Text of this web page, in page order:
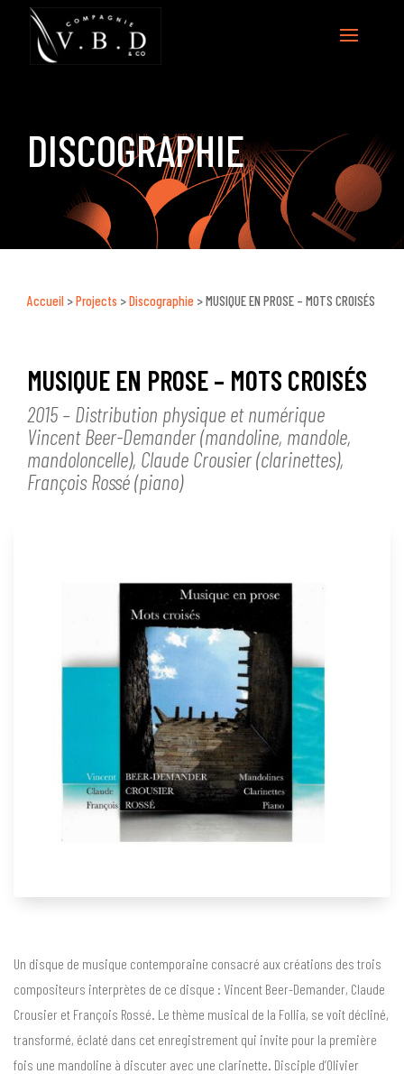
DISCOGRAPHIE
Accueil >Projects >Discographie >MUSIQUE EN PROSE – MOTS CROISÉS
MUSIQUE EN PROSE – MOTS CROISÉS
2015 – Distribution physique et numérique
Vincent Beer-Demander (mandoline, mandole,
mandoloncelle), Claude Crousier (clarinettes),
François Rossé (piano)
Un disque de musique contemporaine consacré aux créations des trois
compositeurs interprètes de ce disque : Vincent Beer-Demander, Claude
Crousier et François Rossé. Le thème musical de la Follia, se voit décliné,
transformé, éclaté dans cet enregistrement qui invite pour la première
fois une mandoline à discuter avec une clarinette. Disciple d’Olivier